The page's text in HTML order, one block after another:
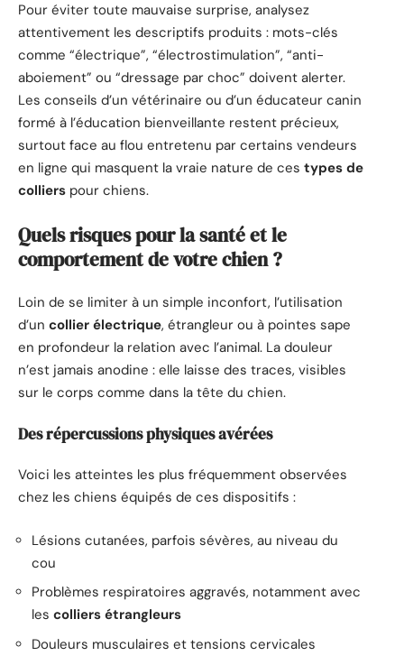
Pour éviter toute mauvaise surprise, analysez
attentivement les descriptifs produits : mots-clés
comme “électrique”, “électrostimulation”, “anti-
aboiement” ou “dressage par choc” doivent alerter.
Les conseils d’un vétérinaire ou d’un éducateur canin
formé à l’éducation bienveillante restent précieux,
surtout face au flou entretenu par certains vendeurs
en ligne qui masquent la vraie nature de ces types de
colliers pour chiens.
Quels risques pour la santé et le
comportement de votre chien ?
Loin de se limiter à un simple inconfort, l’utilisation
d’un collier électrique, étrangleur ou à pointes sape
en profondeur la relation avec l’animal. La douleur
n’est jamais anodine : elle laisse des traces, visibles
sur le corps comme dans la tête du chien.
Des répercussions physiques avérées
Voici les atteintes les plus fréquemment observées
chez les chiens équipés de ces dispositifs :
Lésions cutanées, parfois sévères, au niveau du
cou
Problèmes respiratoires aggravés, notamment avec
les colliers étrangleurs
Douleurs musculaires et tensions cervicales